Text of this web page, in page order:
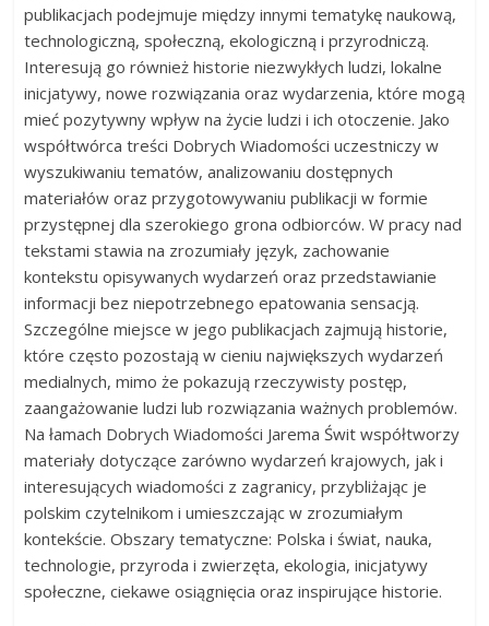
publikacjach podejmuje między innymi tematykę naukową,
technologiczną, społeczną, ekologiczną i przyrodniczą.
Interesują go również historie niezwykłych ludzi, lokalne
inicjatywy, nowe rozwiązania oraz wydarzenia, które mogą
mieć pozytywny wpływ na życie ludzi i ich otoczenie. Jako
współtwórca treści Dobrych Wiadomości uczestniczy w
wyszukiwaniu tematów, analizowaniu dostępnych
materiałów oraz przygotowywaniu publikacji w formie
przystępnej dla szerokiego grona odbiorców. W pracy nad
tekstami stawia na zrozumiały język, zachowanie
kontekstu opisywanych wydarzeń oraz przedstawianie
informacji bez niepotrzebnego epatowania sensacją.
Szczególne miejsce w jego publikacjach zajmują historie,
które często pozostają w cieniu największych wydarzeń
medialnych, mimo że pokazują rzeczywisty postęp,
zaangażowanie ludzi lub rozwiązania ważnych problemów.
Na łamach Dobrych Wiadomości Jarema Świt współtworzy
materiały dotyczące zarówno wydarzeń krajowych, jak i
interesujących wiadomości z zagranicy, przybliżając je
polskim czytelnikom i umieszczając w zrozumiałym
kontekście. Obszary tematyczne: Polska i świat, nauka,
technologie, przyroda i zwierzęta, ekologia, inicjatywy
społeczne, ciekawe osiągnięcia oraz inspirujące historie.